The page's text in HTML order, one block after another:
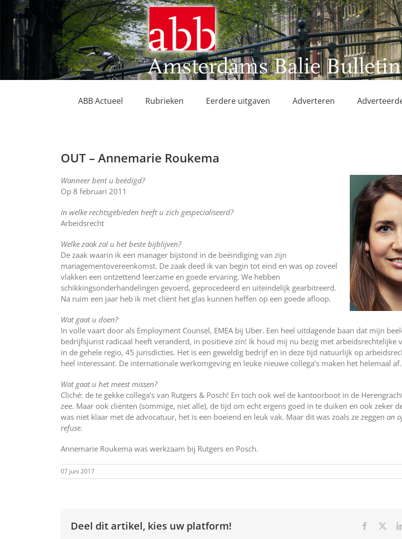
naar
inhoud
ABB Actueel Rubrieken Eerdere uitgaven Adverteren
OUT – Annemarie Roukema
Wanneer bent u beëdigd?
Op 8 februari 2011
In welke rechtsgebieden heeft u zich gespecialiseerd?
Arbeidsrecht
Welke zaak zal u het beste bijblijven?
De zaak waarin ik een manager bijstond in de beëindiging van zijn
managementovereenkomst. De zaak deed ik van begin tot eind en was op zoveel
vlakken een ontzettend leerzame en goede ervaring. We hebben
schikkingsonderhandelingen gevoerd, geprocedeerd en uiteindelijk gearbitreerd.
Na ruim een jaar heb ik met cliënt het glas kunnen heffen op een goede afloop.
Wat gaat u doen?
In volle vaart door als Employment Counsel, EMEA bij Uber. Een heel uitdagende baan dat mijn
bedrijfsjurist radicaal heeft veranderd, in positieve zin! Ik houd mij nu bezig met arbeidsrechtelijke
in de gehele regio, 45 jurisdicties. Het is een geweldig bedrijf en in deze tijd natuurlijk op
heel interessant. De internationale werkomgeving en leuke nieuwe collega’s maken het helemaal af.
Wat gaat u het meest missen?
Cliché: de te gekke collega’s van Rutgers & Posch! En toch ook wel de kantoorboot in de
zee. Maar ook cliënten (sommige, niet alle), de tijd om echt ergens goed in te duiken en ook zeker
was niet klaar met de advocatuur, het is een boeiend en leuk vak. Maar dit was zoals ze zeggen an
refuse.
Annemarie Roukema was werkzaam bij Rutgers en Posch.
07 juni 2017
Deel dit artikel, kies uw platform! Facebook